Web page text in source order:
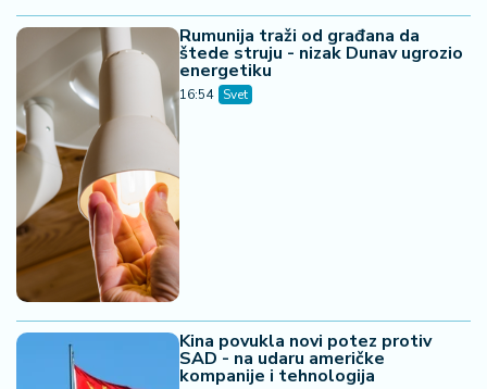
Rumunija traži od građana da
štede struju - nizak Dunav ugrozio
energetiku
16:54 Svet
Kina povukla novi potez protiv
SAD - na udaru američke
kompanije i tehnologija